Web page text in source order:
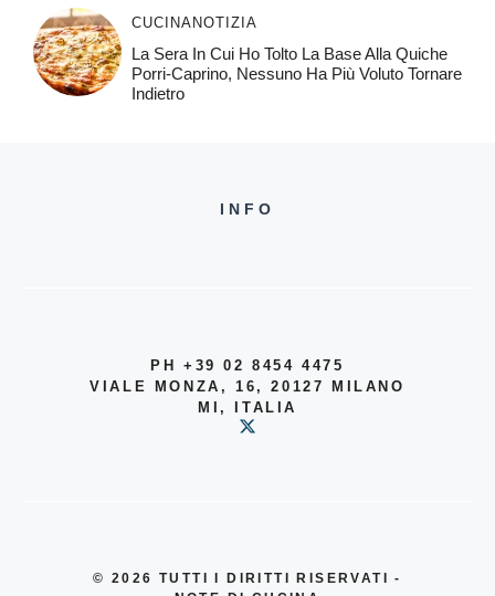
CUCINA NOTIZIA
La Sera In Cui Ho Tolto La Base Alla Quiche
Porri-Caprino, Nessuno Ha Più Voluto Tornare
Indietro
INFO
PH +39 02 8454 4475
VIALE MONZA, 16, 20127 MILANO
MI, ITALIA
© 2026 TUTTI I DIRITTI RISERVATI -